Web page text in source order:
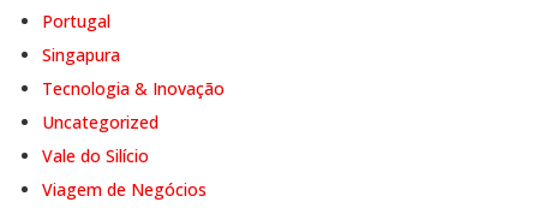
Portugal
Singapura
Tecnologia & Inovação
Uncategorized
Vale do Silício
Viagem de Negócios